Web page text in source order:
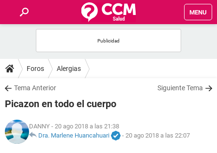
MENU
FOROS
SALUD
NUTRICIÓN
Foros Alergias
Tema Anterior Siguiente Tema
Picazon en todo el cuerpo
DANNY - 20 ago 2018 a las 21:38
Dra. Marlene Huancahuari
- 20 ago 2018 a las 22:07